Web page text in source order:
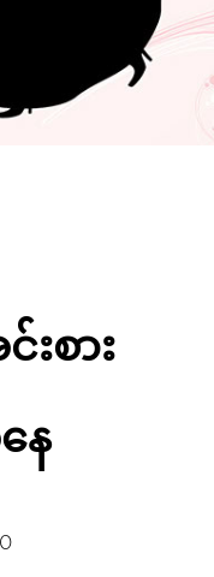
းစား
ေ